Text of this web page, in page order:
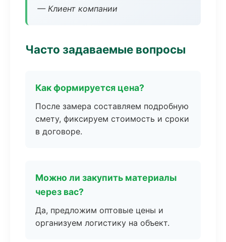
— Клиент компании
Часто задаваемые вопросы
Как формируется цена?
После замера составляем подробную
смету, фиксируем стоимость и сроки
в договоре.
Можно ли закупить материалы
через вас?
Да, предложим оптовые цены и
организуем логистику на объект.